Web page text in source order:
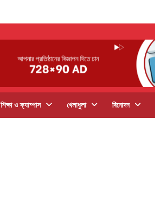
শিক্ষা ও ক্যাম্পাস খেলাধুলা বিনোদন